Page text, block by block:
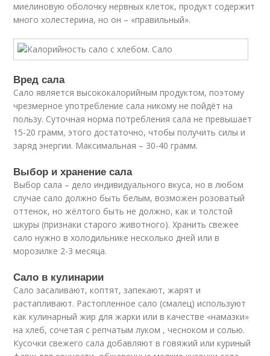
миелиновую оболочку нервных клеток, продукт содержит
много холестерина, но он – «правильный».
Вред сала
Сало является высококалорийным продуктом, поэтому
чрезмерное употребление сала никому не пойдёт на
пользу. Суточная норма потребления сала не превышает
15-20 грамм, этого достаточно, чтобы получить силы и
заряд энергии. Максимальная – 30-40 грамм.
Выбор и хранение сала
Выбор сала – дело индивидуального вкуса, но в любом
случае сало должно быть белым, возможен розоватый
оттенок, но жёлтого быть не должно, как и толстой
шкуры (признаки старого животного). Хранить свежее
сало нужно в холодильнике несколько дней или в
морозилке 2-3 месяца.
Сало в кулинарии
Сало засаливают, коптят, запекают, жарят и
растапливают. Растопленное сало (смалец) используют
как кулинарный жир для жарки или в качестве «намазки»
на хлеб, сочетая с репчатым луком , чесноком и солью.
Кусочки свежего сала добавляют в говяжий или куриный